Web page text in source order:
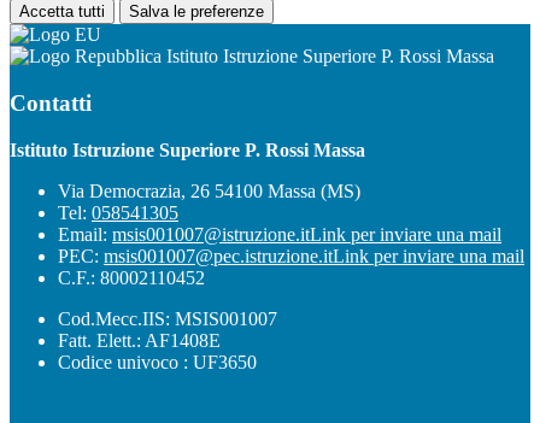
Accetta tutti Salva le preferenze
Istituto Istruzione Superiore P. Rossi Massa
Contatti
Istituto Istruzione Superiore P. Rossi Massa
Via Democrazia, 26 54100 Massa (MS)
Tel: 058541305
Email: msis001007@istruzione.itLink per inviare una mail
PEC: msis001007@pec.istruzione.itLink per inviare una mail
C.F.: 80002110452
Cod.Mecc.IIS: MSIS001007
Fatt. Elett.: AF1408E
Codice univoco : UF3650